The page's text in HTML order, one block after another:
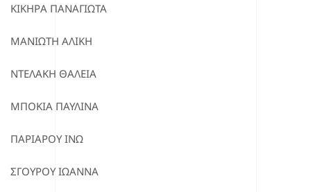
ΚΙΚΗΡΑ ΠΑΝΑΓΙΩΤΑ
ΜΑΝΙΩΤΗ ΑΛΙΚΗ
ΝΤΕΛΑΚΗ ΘΑΛΕΙΑ
ΜΠΟΚΙΑ ΠΑΥΛΙΝΑ
ΠΑΡΙΑΡΟΥ ΙΝΩ
ΣΓΟΥΡΟΥ ΙΩΑΝΝΑ